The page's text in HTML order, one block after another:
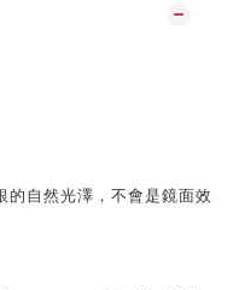
的自然光澤，不會是鏡面效